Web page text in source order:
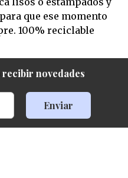
que ese momento
100% reciclable
novedades
Enviar